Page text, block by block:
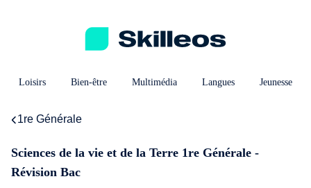
Loisirs Bien-être Multimédia Langues Jeunesse
1re Générale
Sciences de la vie et de la Terre 1re Générale -
Révision Bac